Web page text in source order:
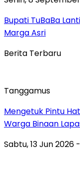
Bupati TuBaBa
Marga Asri
Berita Terbaru
Tanggamus
Mengetuk Pintu
Warga Binaan
Sabtu, 13 Jun 2026